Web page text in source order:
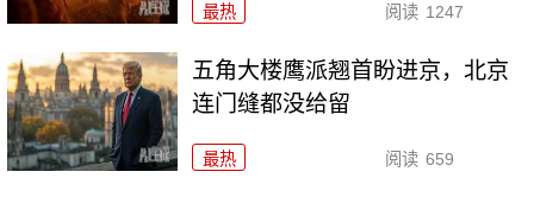
最热 阅读 1247
五角大楼鹰派翘首盼进京，北京
连门缝都没给留
最热 阅读 659